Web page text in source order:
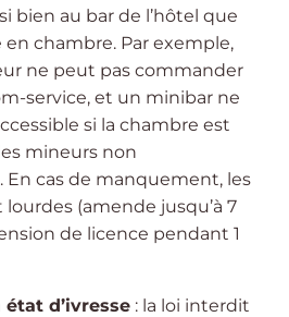
bien au bar de l’hôtel que
en chambre. Par exemple,
ne peut pas commander
service, et un minibar ne
si la chambre est
mineurs non
En cas de manquement, les
(amende jusqu’à 7
de licence pendant 1
d’ivresse : la loi interdit